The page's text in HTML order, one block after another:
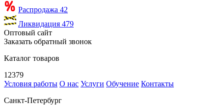
Распродажа 42
Ликвидация 479
Оптовый сайт
Заказать обратный звонок
Каталог товаров
12379
Условия работы О нас Услуги Обучение Контакты
Санкт-Петербург